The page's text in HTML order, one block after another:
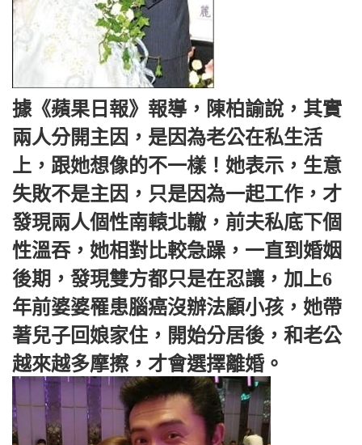
據《蘋果日報》報導，陳柏諭說，其實
兩人分開主因，是因為老公在私生活
上，跟她想像的不一樣！她表示，生意
失敗不是主因，只是因為一起工作，才
發現兩人個性南轅北轍，前夫私底下個
性溫吞，她相對比較急躁，一直到婚姻
後期，發現雙方都只是在忍讓，加上6
年前婆婆罹患腦癌沒辦法顧小孩，她帶
著兒子回娘家住，開始分居後，和老公
越來越多摩擦，才會選擇離婚。